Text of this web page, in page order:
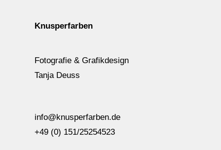
Knusperfarben
Fotografie & Grafikdesign
Tanja Deuss
info@knusperfarben.de
+49 (0) 151/25254523